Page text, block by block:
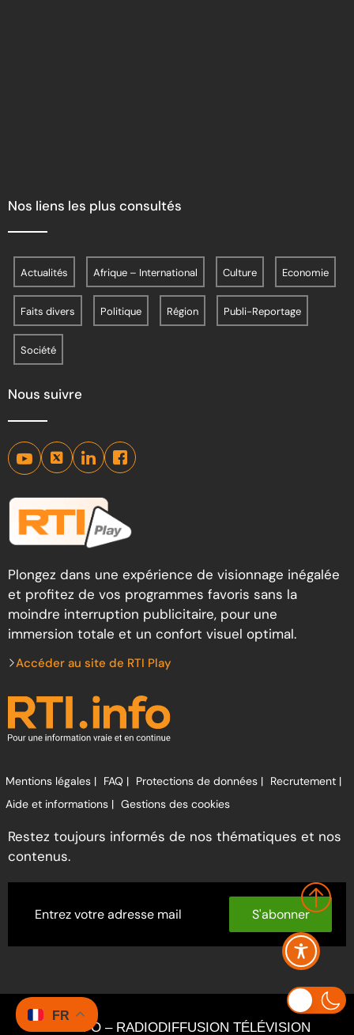
Nos liens les plus consultés
Actualités Afrique – International Culture Economie
Faits divers Politique Région Publi-Reportage
Société
Nous suivre
Plongez dans une expérience de visionnage inégalée
et profitez de vos programmes favoris sans la
moindre interruption publicitaire, pour une
immersion totale et un confort visuel optimal.
Accéder au site de RTI Play
Mentions légales | FAQ | Protections de données | Recrutement |
Aide et informations | Gestions des cookies
Restez toujours informés de nos thématiques et nos
contenus.
S'abonner
RTI INFO – RADIODIFFUSION TÉLÉVISION
FR